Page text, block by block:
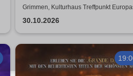
Sommerland Tour
Grimmen, Kulturhaus Treffpunkt
30.10.2026